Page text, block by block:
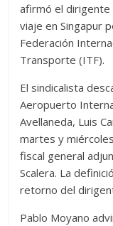
afirmó el dirigente
viaje en Singapur
Federación
Transporte (ITF).
El sindicalista
Aeropuerto
Avellaneda, Luis
martes y
fiscal general
Scalera. La
retorno del
Pablo Moyano